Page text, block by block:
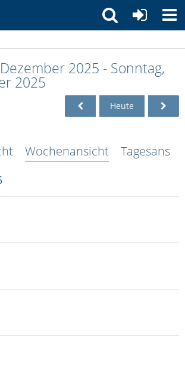
2025 - Sonntag,
2025
Heute
Wochenansicht